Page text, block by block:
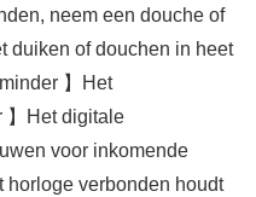
neem een ​​douche of
duiken of douchen in heet
】Het
】Het digitale
voor inkomende
horloge verbonden houdt